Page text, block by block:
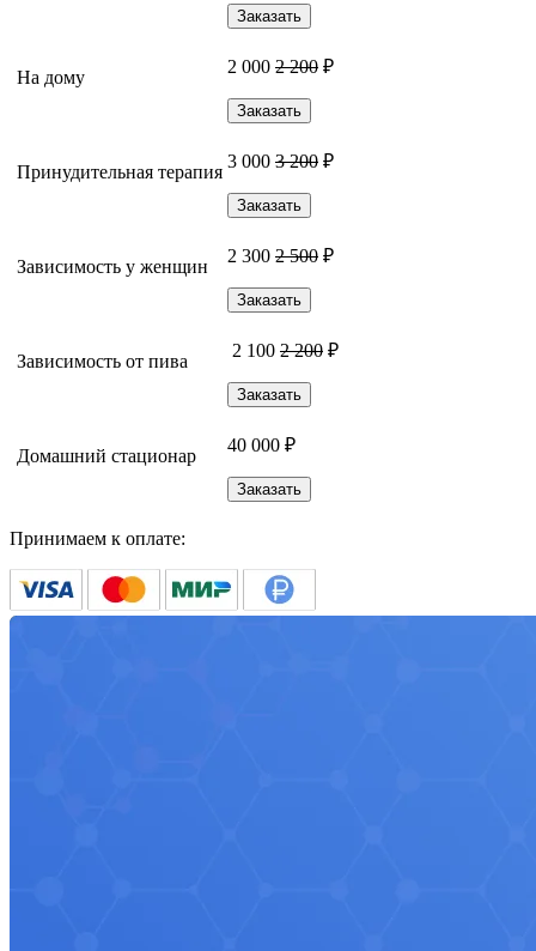
Заказать
На дому
2 000 2 200 ₽
Заказать
Принудительная терапия
3 000 3 200 ₽
Заказать
Зависимость у женщин
2 300 2 500 ₽
Заказать
Зависимость от пива
2 100 2 200 ₽
Заказать
Домашний стационар
40 000 ₽
Заказать
Принимаем к оплате: